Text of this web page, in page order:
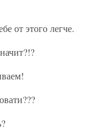
от этого легче.